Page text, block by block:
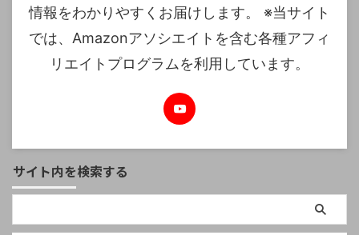
情報をわかりやすくお届けします。 ※当サイト
では、Amazonアソシエイトを含む各種アフィ
リエイトプログラムを利用しています。
サイト内を検索する